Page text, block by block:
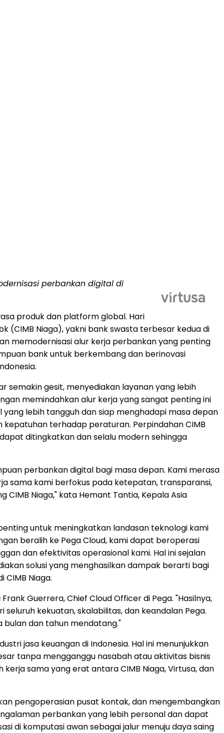
perbankan digital di
produk dan platform global. Hari
(CIMB Niaga), yakni bank swasta terbesar kedua di
memodernisasi alur kerja perbankan yang penting
bank untuk berkembang dan berinovasi
semakin gesit, menyediakan layanan yang lebih
memindahkan alur kerja yang sangat penting ini
lebih tangguh dan siap menghadapi masa depan
terhadap peraturan. Perpindahan CIMB
ditingkatkan dan selalu modern sehingga
perbankan digital bagi masa depan. Kami merasa
sama kami berfokus pada ketepatan, transparansi,
Niaga," kata Hemant Tantia, Kepala Asia
untuk meningkatkan landasan teknologi kami
beralih ke Pega Cloud, kami dapat beroperasi
dan efektivitas operasional kami. Hal ini sejalan
solusi yang menghasilkan dampak berarti bagi
Niaga.
Guerrera, Chief Cloud Officer di Pega. "Hasilnya,
kekuatan, skalabilitas, dan keandalan Pega.
bulan dan tahun mendatang."
jasa keuangan di Indonesia. Hal ini menunjukkan
tanpa mengganggu nasabah atau aktivitas bisnis
sama yang erat antara CIMB Niaga, Virtusa, dan
pengoperasian pusat kontak, dan mengembangkan
perbankan yang lebih personal dan dapat
di komputasi awan sebagai jalur menuju daya saing